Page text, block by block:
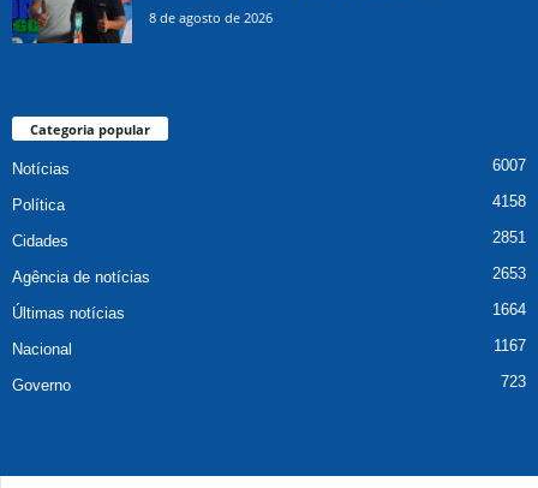
8 de agosto de 2026
Categoria popular
Notícias 6007
Política 4158
Cidades 2851
Agência de notícias 2653
Últimas notícias 1664
Nacional 1167
Governo 723